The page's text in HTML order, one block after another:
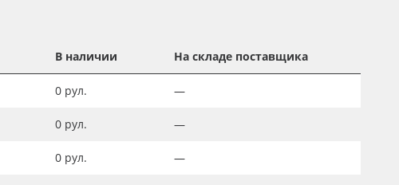
В наличии На складе поставщика
0 рул. —
0 рул. —
0 рул. —